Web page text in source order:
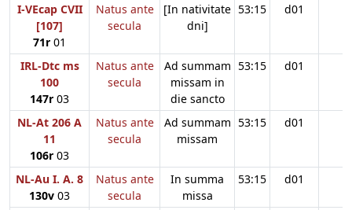
I-VEcap CVII
[107]
71r 01
Natus ante
secula
[In nativitate
dni]
53:15 d01
IRL-Dtc ms
100
147r 03
Natus ante
secula
Ad summam
missam in
die sancto
53:15 d01
NL-At 206 A
11
106r 03
Natus ante
secula
Ad summam
missam
53:15 d01
NL-Au I. A. 8
130v 03
Natus ante
secula
In summa
missa
53:15 d01